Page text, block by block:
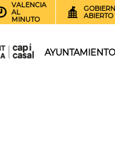
VALENCIA
AL
MINUTO
ABIERTO
AYUNTAMIENTO